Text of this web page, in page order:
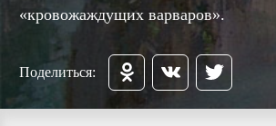
«кровожаждущих варваров».
Поделиться: